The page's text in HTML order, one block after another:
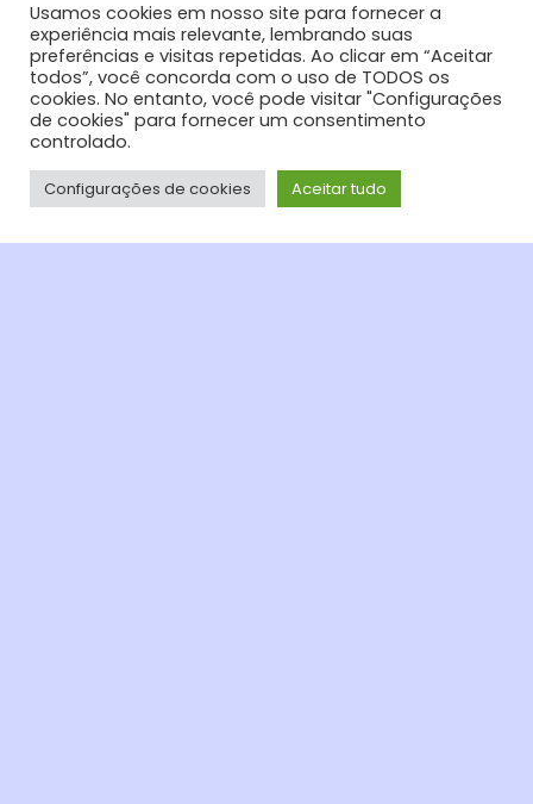
Fale pelo WhatsApp
Usamos cookies em nosso site para fornecer a
experiência mais relevante, lembrando suas
preferências e visitas repetidas. Ao clicar em “Aceitar
todos”, você concorda com o uso de TODOS os
cookies. No entanto, você pode visitar "Configurações
de cookies" para fornecer um consentimento
controlado.
Configurações de cookies Aceitar tudo